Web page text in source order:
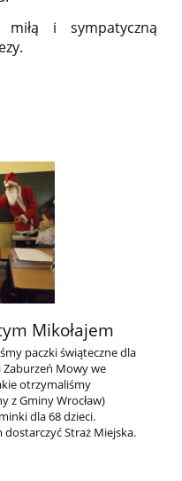
miłą i sympatyczną
Mikołajem
paczki świąteczne dla
Mowy we
otrzymaliśmy
z Gminy Wrocław)
dla 68 dzieci.
dostarczyć Straż Miejska.